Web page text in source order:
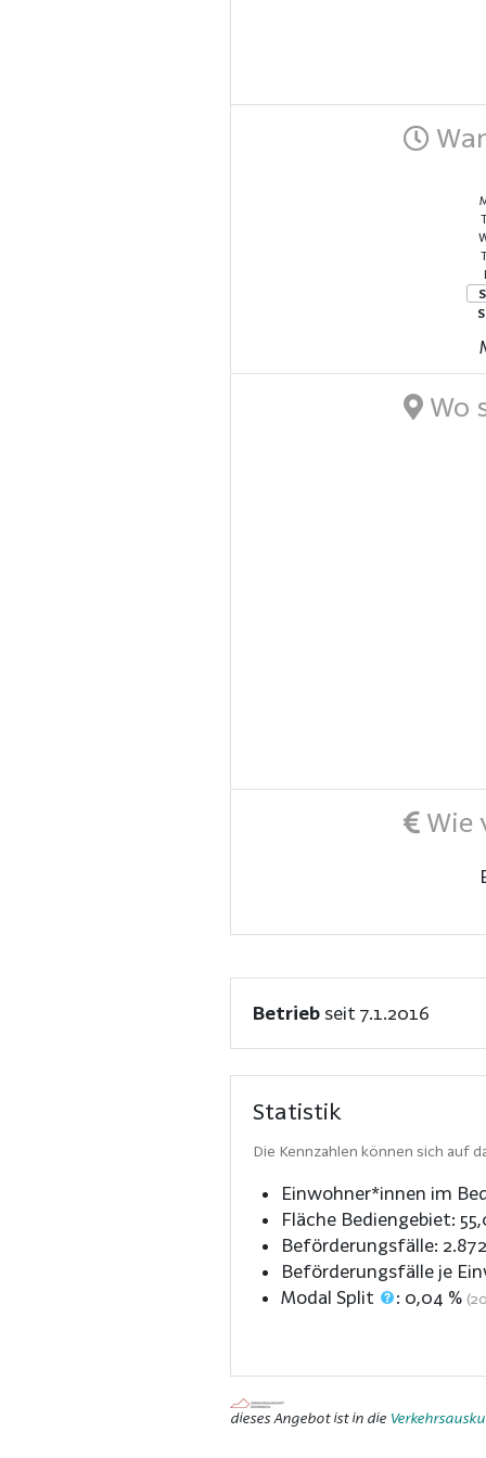
Wo
Wie
Betrieb seit 7.1.2016
Statistik
Die Kennzahlen können sich auf
Einwohner*innen im
Fläche Bediengebiet:
Beförderungsfälle:
Beförderungsfälle je
Modal Split
: 0,04 %
dieses Angebot ist in die